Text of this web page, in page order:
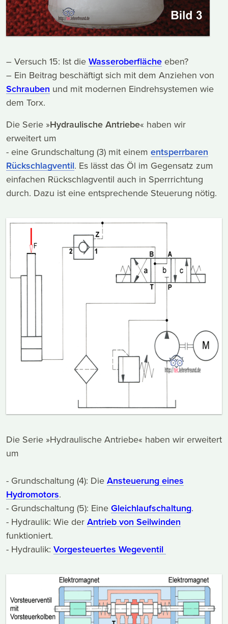
– Versuch 15: Ist die Wasseroberfläche eben?
– Ein Beitrag beschäftigt sich mit dem Anziehen von
Schrauben und mit modernen Eindrehsystemen wie
dem Torx.
Die Serie »Hydraulische Antriebe« haben wir
erweitert um
- eine Grundschaltung (3) mit einem entsperrbaren
Rückschlagventil. Es lässt das Öl im Gegensatz zum
einfachen Rückschlagventil auch in Sperrrichtung
durch. Dazu ist eine entsprechende Steuerung nötig.
Die Serie »Hydraulische Antriebe« haben wir erweitert
um
- Grundschaltung (4): Die Ansteuerung eines
Hydromotors.
- Grundschaltung (5): Eine Gleichlaufschaltung.
- Hydraulik: Wie der Antrieb von Seilwinden
funktioniert.
- Hydraulik: Vorgesteuertes Wegeventil